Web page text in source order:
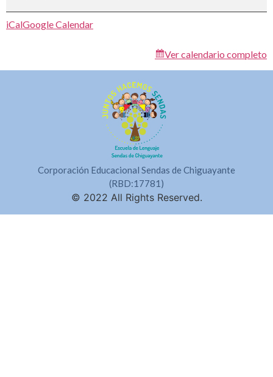
iCalGoogle Calendar
Ver calendario completo
Corporación Educacional Sendas de Chiguayante
(RBD:17781)
© 2022 All Rights Reserved.